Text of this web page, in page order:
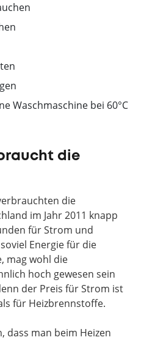
Waschmaschine bei 60°C
die
die
im Jahr 2011 knapp
für Strom und
Energie für die
mag wohl die
hoch gewesen sein
der Preis für Strom ist
für Heizbrennstoffe.
dass man beim Heizen